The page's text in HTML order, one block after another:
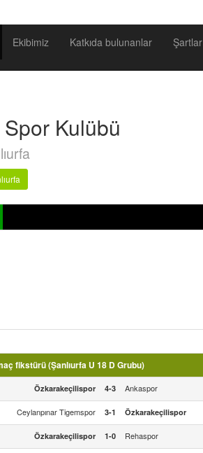
Ekibimiz Katkıda bulunanlar Şartlar
Kulübü
fikstürü (Şanlıurfa U 18 D Grubu)
Özkarakeçilispor 4-3 Ankaspor
Ceylanpınar Tigemspor 3-1 Özkarakeçilispor
Özkarakeçilispor 1-0 Rehaspor